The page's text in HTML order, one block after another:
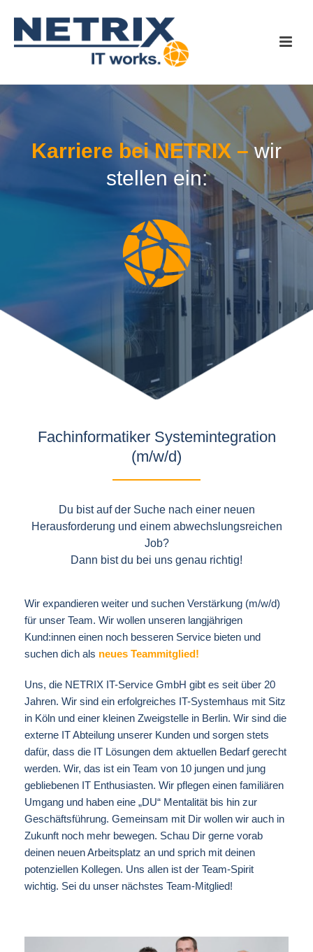
Karriere bei NETRIX –wir
stellen ein:
Fachinformatiker Systemintegration
(m/w/d)
Du ​bist auf der Suche nach einer neuen
Herausforderung und einem abwechslungsreichen
Job?
Dann bist du bei uns genau richtig!
Wir expandieren weiter und suchen Verstärkung (m/w/d)
für unser Team. Wir wollen unseren langjährigen
Kund:innen einen noch besseren Service bieten und
suchen dich als neues Teammitglied!
Uns, die NETRIX IT-Service GmbH gibt es seit über 20
Jahren. Wir sind ein erfolgreiches IT-Systemhaus mit Sitz
in Köln und einer kleinen Zweigstelle in Berlin. Wir sind die
externe IT Abteilung unserer Kunden und sorgen stets
dafür, dass die IT Lösungen dem aktuellen Bedarf gerecht
werden. Wir, das ist ein Team von 10 jungen und jung
gebliebenen IT Enthusiasten. Wir pflegen einen familiären
Umgang und haben eine „DU“ Mentalität bis hin zur
Geschäftsführung. Gemeinsam mit Dir wollen wir auch in
Zukunft noch mehr bewegen. Schau Dir gerne vorab
deinen neuen Arbeitsplatz an und sprich mit deinen
potenziellen Kollegen. Uns allen ist der Team-Spirit
wichtig. Sei du unser nächstes Team-Mitglied!